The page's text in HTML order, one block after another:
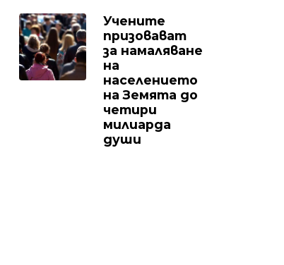
Учените
призовават
за намаляване
на
населението
на Земята до
четири
милиарда
души